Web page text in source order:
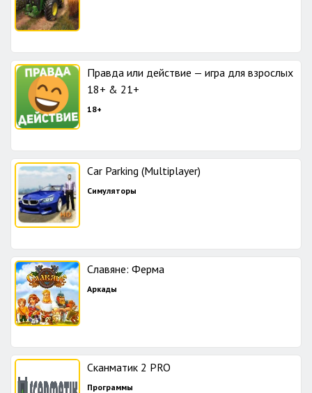
Правда или действие — игра для взрослых
18+ & 21+
18+
Car Parking (Multiplayer)
Симуляторы
Славяне: Ферма
Аркады
Сканматик 2 PRO
Программы